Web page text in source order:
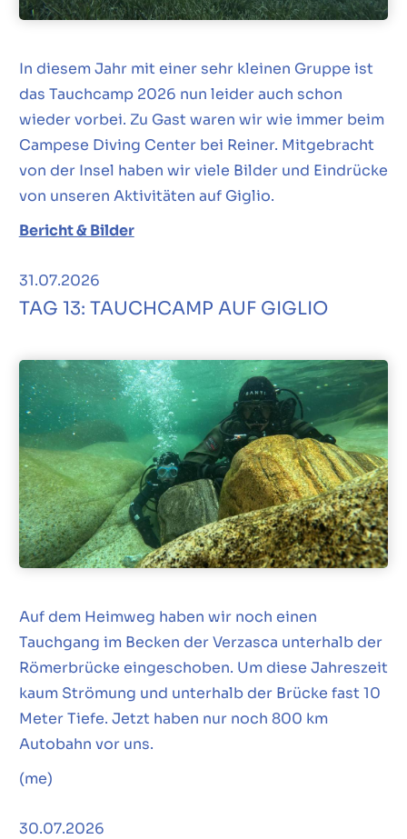
In diesem Jahr mit einer sehr kleinen Gruppe ist
das Tauchcamp 2026 nun leider auch schon
wieder vorbei. Zu Gast waren wir wie immer beim
Campese Diving Center bei Reiner. Mitgebracht
von der Insel haben wir viele Bilder und Eindrücke
von unseren Aktivitäten auf Giglio.
Bericht & Bilder
31.07.2026
TAG 13: TAUCHCAMP AUF GIGLIO
Auf dem Heimweg haben wir noch einen
Tauchgang im Becken der Verzasca unterhalb der
Römerbrücke eingeschoben. Um diese Jahreszeit
kaum Strömung und unterhalb der Brücke fast 10
Meter Tiefe. Jetzt haben nur noch 800 km
Autobahn vor uns.
(me)
30.07.2026